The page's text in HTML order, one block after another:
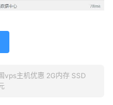
vps主机优惠 2G内存 SSD